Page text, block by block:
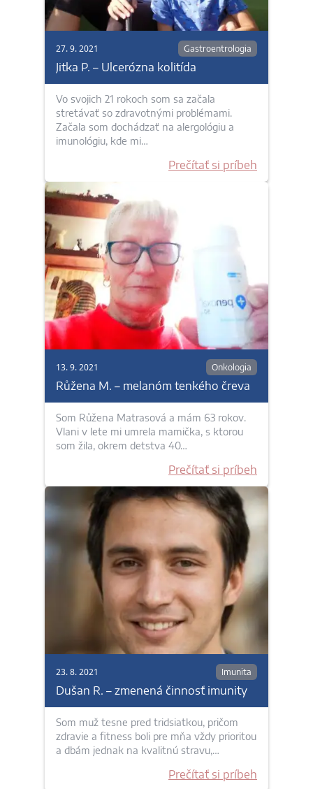
27. 9. 2021 Gastroentrologia
Jitka P. – Ulcerózna kolitída
Vo svojich 21 rokoch som sa začala
stretávať so zdravotnými problémami.
Začala som dochádzať na alergológiu a
imunológiu, kde mi…
Prečítať si príbeh
13. 9. 2021 Onkologia
Růžena M. – melanóm tenkého čreva
Som Růžena Matrasová a mám 63 rokov.
Vlani v lete mi umrela mamička, s ktorou
som žila, okrem detstva 40…
Prečítať si príbeh
23. 8. 2021 Imunita
Dušan R. – zmenená činnosť imunity
Som muž tesne pred tridsiatkou, pričom
zdravie a fitness boli pre mňa vždy prioritou
a dbám jednak na kvalitnú stravu,…
Prečítať si príbeh